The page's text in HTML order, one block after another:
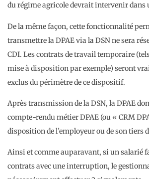
du régime agricole devrait intervenir dans
De la même façon, cette fonctionnalité
transmettre la DPAE via la DSN ne sera
CDI. Les contrats de travail temporaire
mise à disposition par exemple) seront
exclus du périmètre de ce dispositif.
Après transmission de la DSN, la DPAE
compte-rendu métier DPAE (ou « CRM
disposition de l’employeur ou de son tiers
Ainsi et comme auparavant, si un salarié
contrats avec une interruption, le